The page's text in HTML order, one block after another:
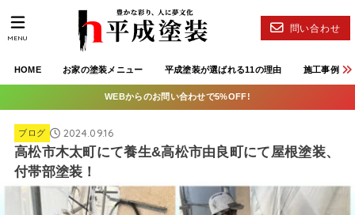
HOME お家の塗装メニュー 平成塗装が選ばれる11の理由 施工事例
問い合わせ
MENU
WEBからのお問い合わせで5%OFF!
ブログ 2024.09.16
高松市木太町にて養生&高松市由良町にて屋根塗装、
付帯部塗装！